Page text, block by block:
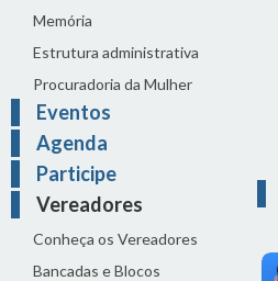
Memória
Estrutura administrativa
Procuradoria da Mulher
Eventos
Agenda
Participe
Vereadores
Conheça os Vereadores
Bancadas e Blocos